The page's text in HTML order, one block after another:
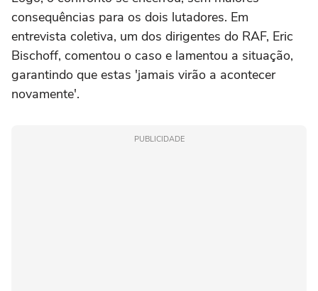
consequências para os dois lutadores. Em
entrevista coletiva, um dos dirigentes do RAF, Eric
Bischoff, comentou o caso e lamentou a situação,
garantindo que estas 'jamais virão a acontecer
novamente'.
PUBLICIDADE